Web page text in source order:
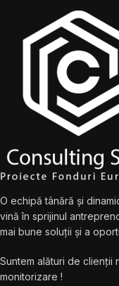
O echipă tânără și
vină în sprijinul
mai bune soluții și a
Suntem alături de clienții
monitorizare !